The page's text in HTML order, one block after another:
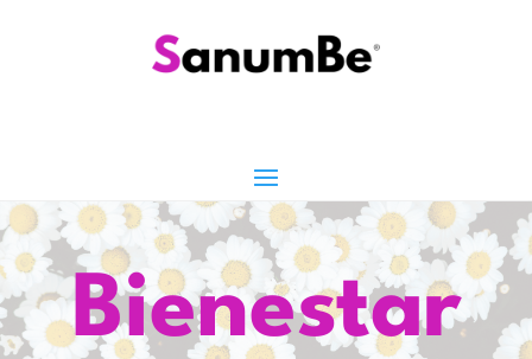
Bienestar